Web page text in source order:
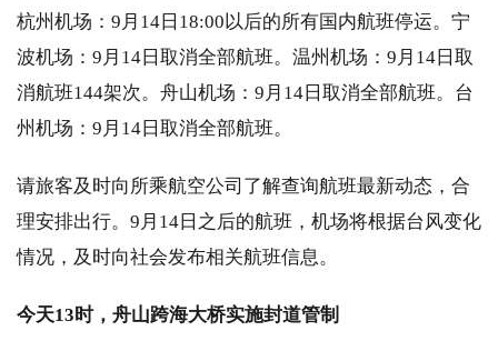
杭州机场：9月14日18:00以后的所有国内航班停运。宁
波机场：9月14日取消全部航班。温州机场：9月14日取
消航班144架次。舟山机场：9月14日取消全部航班。台
州机场：9月14日取消全部航班。
请旅客及时向所乘航空公司了解查询航班最新动态，合
理安排出行。9月14日之后的航班，机场将根据台风变化
情况，及时向社会发布相关航班信息。
今天13时，舟山跨海大桥实施封道管制